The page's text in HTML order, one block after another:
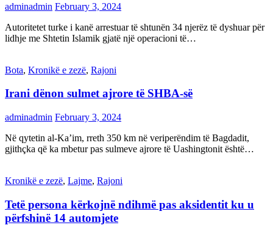
adminadmin February 3, 2024
Autoritetet turke i kanë arrestuar të shtunën 34 njerëz të dyshuar për
lidhje me Shtetin Islamik gjatë një operacioni të…
Bota, Kronikë e zezë, Rajoni
Irani dënon sulmet ajrore të SHBA-së
adminadmin February 3, 2024
Në qytetin al-Ka’im, rreth 350 km në veriperëndim të Bagdadit,
gjithçka që ka mbetur pas sulmeve ajrore të Uashingtonit është…
Kronikë e zezë, Lajme, Rajoni
Tetë persona kërkojnë ndihmë pas aksidentit ku u
përfshinë 14 automjete